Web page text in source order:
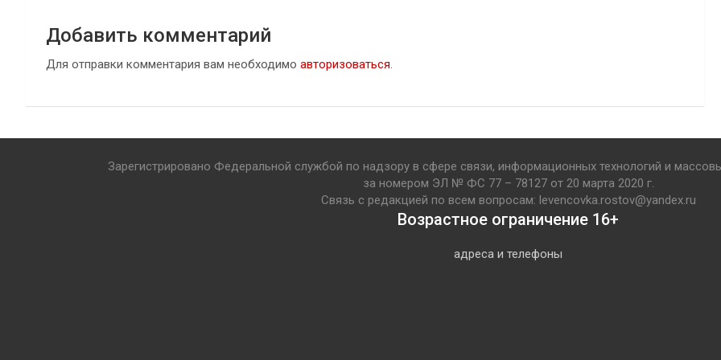
Добавить комментарий
Для отправки комментария вам необходимо авторизоваться.
Зарегистрировано Федеральной службой по надзору в сфере связи, информационных технологий и
за номером ЭЛ № ФС 77 – 78127 от 20 марта 2020 г.
Связь с редакцией по всем вопросам: levencovka.rostov@yandex.ru
Возрастное ограничение 16+
адреса и телефоны